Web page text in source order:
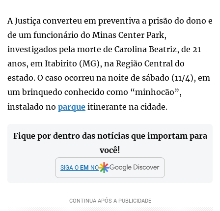
A Justiça converteu em preventiva a prisão do dono e
de um funcionário do Minas Center Park,
investigados pela morte de Carolina Beatriz, de 21
anos, em Itabirito (MG), na Região Central do
estado. O caso ocorreu na noite de sábado (11/4), em
um brinquedo conhecido como “minhocão”,
instalado no parque itinerante na cidade.
Fique por dentro das notícias que importam para
você!
SIGA O EM NO